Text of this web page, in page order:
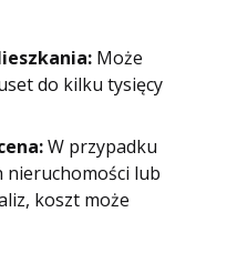
Może
do kilku tysięcy
W przypadku
nieruchomości lub
koszt może